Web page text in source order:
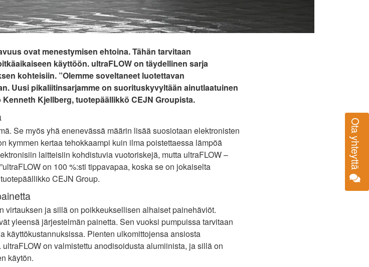
Ota yhteyttä
ovat menestymisen ehtoina. Tähän tarvitaan
käyttöön. ultraFLOW on täydellinen sarja
kohteisiin. ”Olemme soveltaneet luotettavan
Uusi pikaliitinsarjamme on suorituskyvyltään ainutlaatuinen
Kjellberg, tuotepäällikkö CEJN Groupista.
Se myös yhä enenevässä määrin lisää suosiotaan elektronisten
kymmen kertaa tehokkaampi kuin ilma poistettaessa lämpöä
laitteisiin kohdistuvia vuotoriskejä, mutta ultraFLOW –
on 100 %:sti tippavapaa, koska se on jokaiselta
CEJN Group.
virtauksen ja sillä on poikkeuksellisen alhaiset painehäviöt.
yleensä järjestelmän painetta. Sen vuoksi pumpuissa tarvitaan
käyttökustannuksissa. Pienten ulkomittojensa ansiosta
on valmistettu anodisoidusta alumiinista, ja sillä on
käytön.